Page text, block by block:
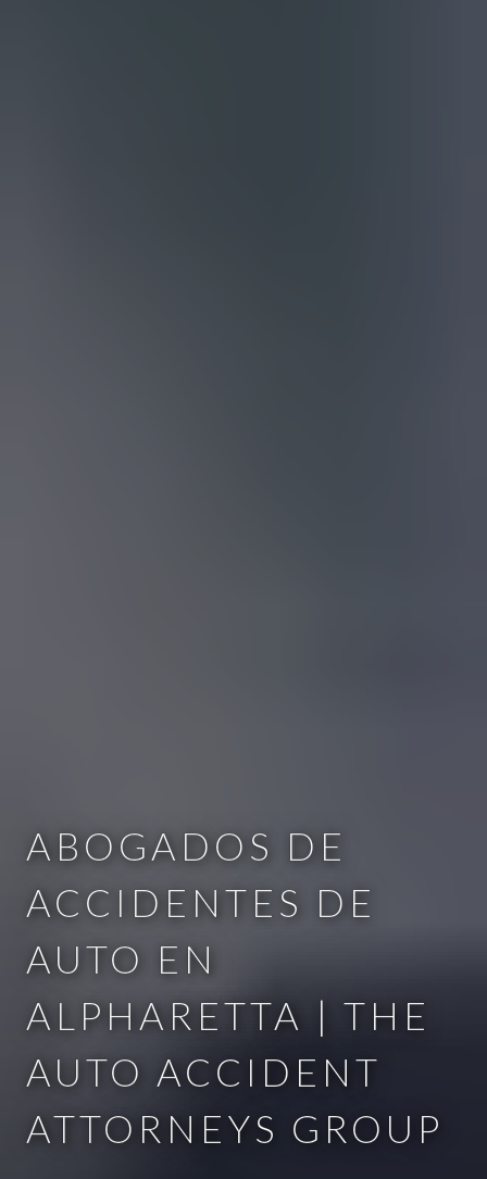
ABOGADOS DE
ACCIDENTES DE
AUTO EN
ALPHARETTA | THE
AUTO ACCIDENT
ATTORNEYS GROUP